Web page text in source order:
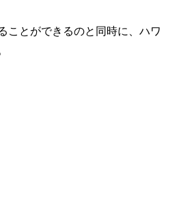
ことができるのと同時に、ハワ